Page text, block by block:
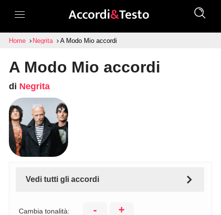
Home Negrita A Modo Mio accordi
A Modo Mio accordi
di Negrita
Vedi tutti gli accordi
Cambia tonalità: - +